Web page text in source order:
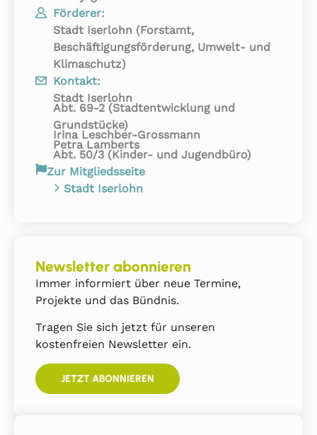
Förderer:
Stadt Iserlohn (Forstamt,
Beschäftigungsförderung, Umwelt- und
Klimaschutz)
Kontakt:
Stadt Iserlohn
Abt. 69-2 (Stadtentwicklung und
Grundstücke)
Irina Leschber-Grossmann
Petra Lamberts
Abt. 50/3 (Kinder- und Jugendbüro)
Zur Mitgliedsseite
Stadt Iserlohn
Newsletter abonnieren
Immer informiert über neue Termine,
Projekte und das Bündnis.
Tragen Sie sich jetzt für unseren
kostenfreien Newsletter ein.
JETZT ABONNIEREN